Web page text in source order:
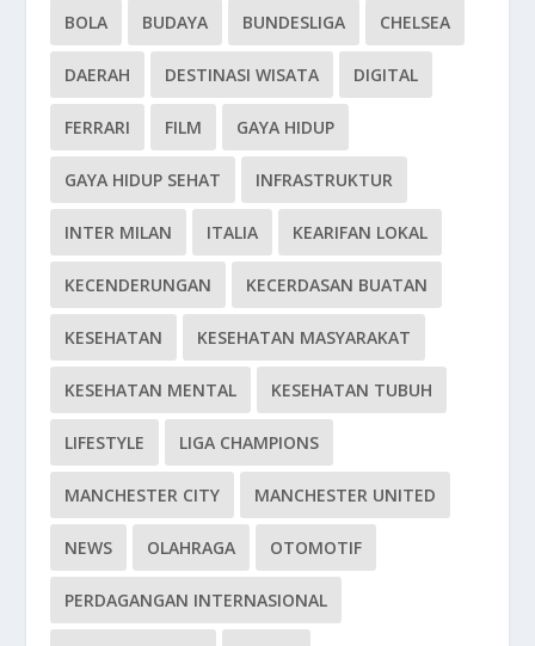
BOLA BUDAYA BUNDESLIGA CHELSEA
DAERAH DESTINASI WISATA DIGITAL
FERRARI FILM GAYA HIDUP
GAYA HIDUP SEHAT INFRASTRUKTUR
INTER MILAN ITALIA KEARIFAN LOKAL
KECENDERUNGAN KECERDASAN BUATAN
KESEHATAN KESEHATAN MASYARAKAT
KESEHATAN MENTAL KESEHATAN TUBUH
LIFESTYLE LIGA CHAMPIONS
MANCHESTER CITY MANCHESTER UNITED
NEWS OLAHRAGA OTOMOTIF
PERDAGANGAN INTERNASIONAL